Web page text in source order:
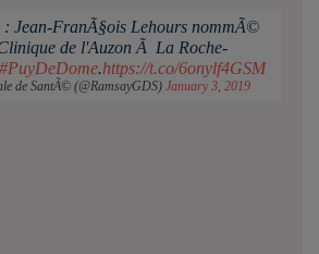
: Jean-FranÃ§ois Lehours nommÃ©
de l'Auzon Ã La Roche-
#PuyDeDome.https://t.co/6onylf4GSM
de SantÃ© (@RamsayGDS) January 3, 2019